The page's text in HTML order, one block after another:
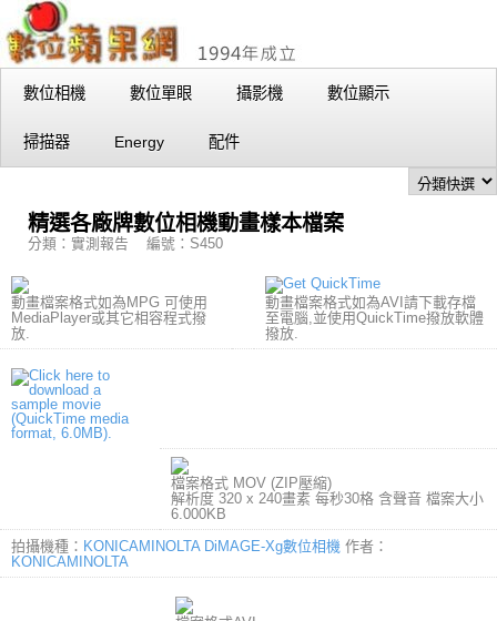
數位相機 數位單眼 攝影機 數位顯示
掃描器 Energy 配件
精選各廠牌數位相機動畫樣本檔案
分類：實測報告 編號：S450
動畫檔案格式如為MPG 可使用
MediaPlayer或其它相容程式撥
放.
動畫檔案格式如為AVI請下載存檔
至電腦,並使用QuickTime撥放軟體
撥放.
檔案格式 MOV (ZIP壓縮)
解析度 320 x 240畫素 每秒30格 含聲音 檔案大小
6.000KB
拍攝機種： KONICAMINOLTA DiMAGE-Xg數位相機 作者：
KONICAMINOLTA